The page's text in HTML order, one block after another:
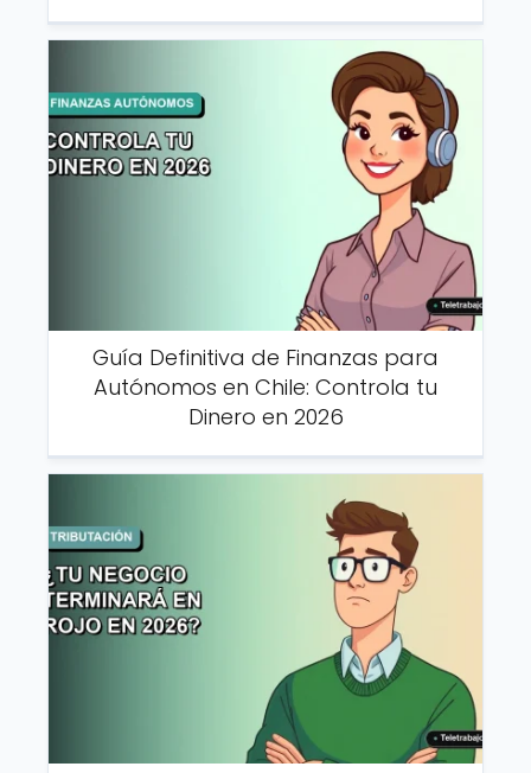
Guía Definitiva de Finanzas para
Autónomos en Chile: Controla tu
Dinero en 2026